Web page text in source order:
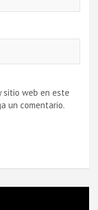
sitio web en este
un comentario.